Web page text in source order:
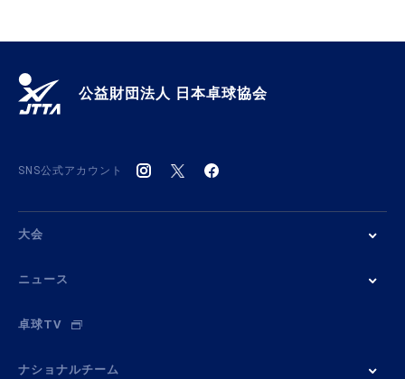
公益財団法人 日本卓球協会
SNS公式アカウント
大会
ニュース
卓球TV
ナショナルチーム